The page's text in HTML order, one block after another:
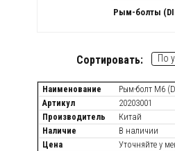
Рым-болты
Сортировать: По
Наименование
Рым-болт М6
Артикул
20203001
Производитель
Китай
Наличие
В наличии
Цена
Уточняйте у